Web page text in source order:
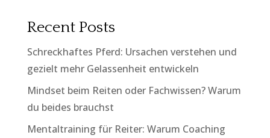
Recent Posts
Schreckhaftes Pferd: Ursachen verstehen und
gezielt mehr Gelassenheit entwickeln
Mindset beim Reiten oder Fachwissen? Warum
du beides brauchst
Mentaltraining für Reiter: Warum Coaching